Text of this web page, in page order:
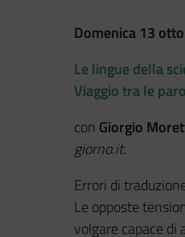
Domenica 13
Le lingue della
Viaggio tra le
con Giorgio
giorno.it.
Errori di
Le opposte
volgare capace di